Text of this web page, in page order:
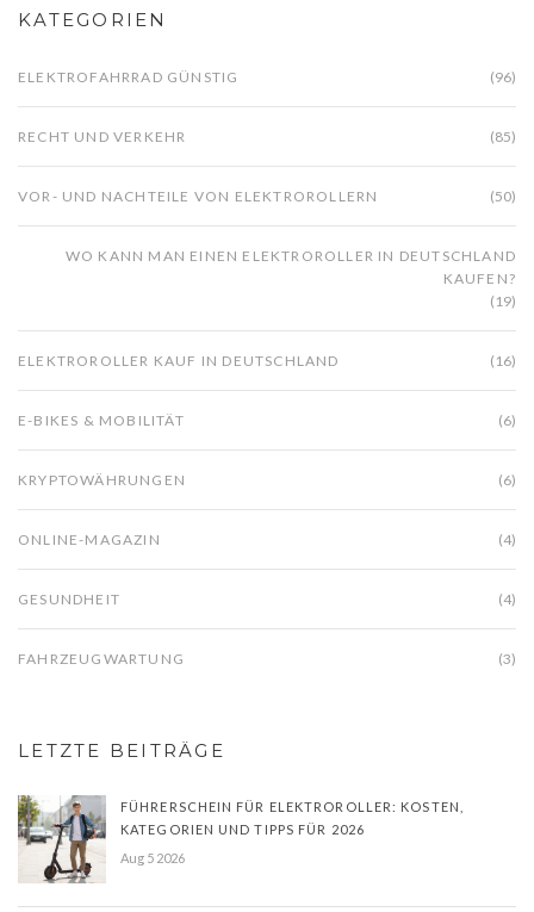
KATEGORIEN
ELEKTROFAHRRAD GÜNSTIG (96)
RECHT UND VERKEHR (85)
VOR- UND NACHTEILE VON ELEKTROROLLERN (50)
WO KANN MAN EINEN ELEKTROROLLER IN DEUTSCHLAND
KAUFEN?
(19)
ELEKTROROLLER KAUF IN DEUTSCHLAND (16)
E-BIKES & MOBILITÄT (6)
KRYPTOWÄHRUNGEN (6)
ONLINE-MAGAZIN (4)
GESUNDHEIT (4)
FAHRZEUGWARTUNG (3)
LETZTE BEITRÄGE
FÜHRERSCHEIN FÜR ELEKTROROLLER: KOSTEN,
KATEGORIEN UND TIPPS FÜR 2026
Aug 5 2026